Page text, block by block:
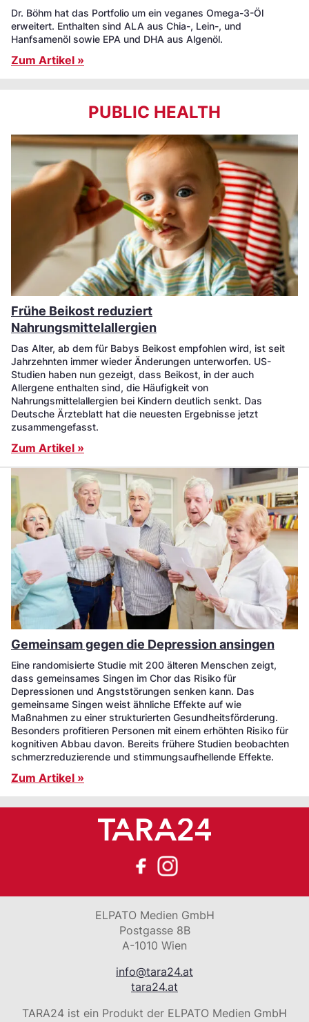
Dr. Böhm hat das Portfolio um ein veganes Omega-3-Öl
erweitert. Enthalten sind ALA aus Chia-, Lein-, und
Hanfsamenöl sowie EPA und DHA aus Algenöl.
Zum Artikel »
PUBLIC HEALTH
Frühe Beikost reduziert
Nahrungsmittelallergien
Das Alter, ab dem für Babys Beikost empfohlen wird, ist seit
Jahrzehnten immer wieder Änderungen unterworfen. US-
Studien haben nun gezeigt, dass Beikost, in der auch
Allergene enthalten sind, die Häufigkeit von
Nahrungsmittelallergien bei Kindern deutlich senkt. Das
Deutsche Ärzteblatt hat die neuesten Ergebnisse jetzt
zusammengefasst.
Zum Artikel »
Gemeinsam gegen die Depression ansingen
Eine randomisierte Studie mit 200 älteren Menschen zeigt,
dass gemeinsames Singen im Chor das Risiko für
Depressionen und Angststörungen senken kann. Das
gemeinsame Singen weist ähnliche Effekte auf wie
Maßnahmen zu einer strukturierten Gesundheitsförderung.
Besonders profitieren Personen mit einem erhöhten Risiko für
kognitiven Abbau davon. Bereits frühere Studien beobachten
schmerzreduzierende und stimmungsaufhellende Effekte.
Zum Artikel »
ELPATO Medien GmbH
Postgasse 8B
A-1010 Wien
info@tara24.at
tara24.at
TARA24 ist ein Produkt der ELPATO Medien GmbH